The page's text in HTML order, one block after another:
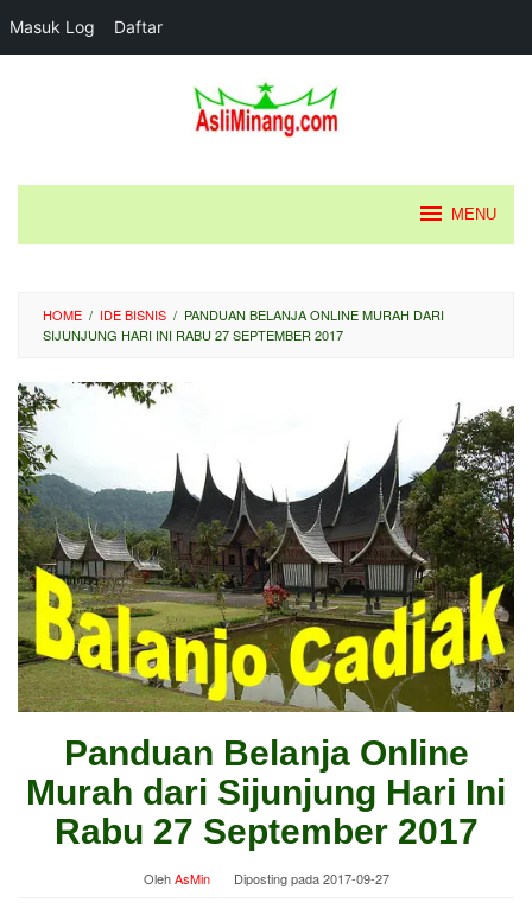
Masuk Log Daftar
MENU
HOME / IDE BISNIS / PANDUAN BELANJA ONLINE MURAH DARI
SIJUNJUNG HARI INI RABU 27 SEPTEMBER 2017
Panduan Belanja Online
Murah dari Sijunjung Hari Ini
Rabu 27 September 2017
OlehAsMin Diposting pada2017-09-27